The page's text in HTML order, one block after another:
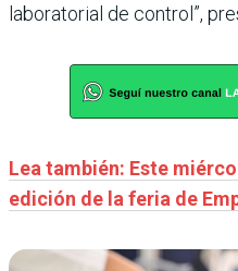
laboratorial de control”,
Lea también: Este
edición de la feria de